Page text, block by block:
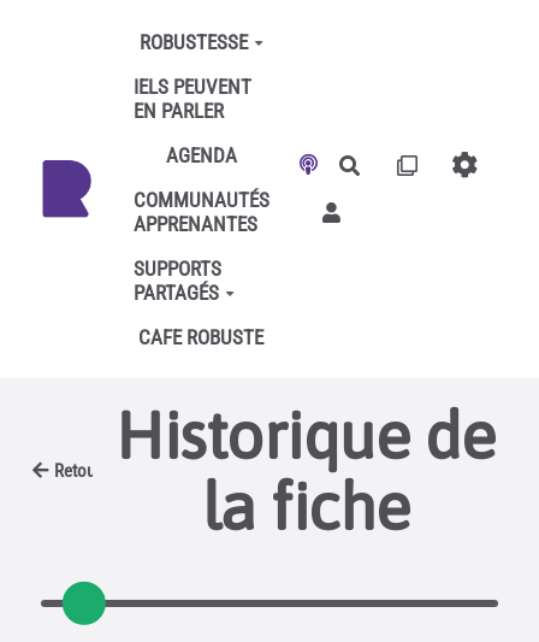
Aller au contenu principal
ROBUSTESSE
IELS PEUVENT
EN PARLER
AGENDA
COMMUNAUTÉS
APPRENANTES
SUPPORTS
PARTAGÉS
CAFE ROBUSTE
Rechercher
Retour
Historique de
la fiche